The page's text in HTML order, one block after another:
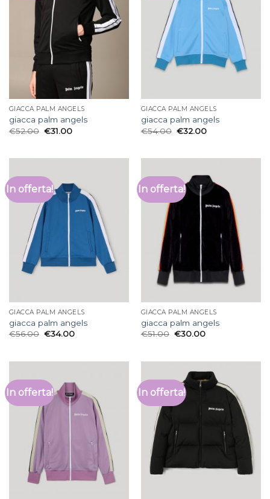
GIACCA PALM ANGELS
giacca palm angels
€52.00 €31.00
GIACCA PALM ANGELS
giacca palm angels
€54.00 €32.00
In offerta!
GIACCA PALM ANGELS
giacca palm angels
€56.00 €34.00
In offerta!
GIACCA PALM ANGELS
giacca palm angels
€51.00 €30.00
In offerta! In offerta!